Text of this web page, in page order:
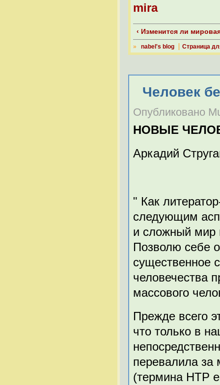
mira
‹ Изменится ли
» nabel's blog Страница
Человек
Опубликовано
НОВЫЕ
Аркадий
" Как
следующим
и сложный мир
Позволю себе
существенное
человечества
массового
Прежде всего
что только в
перевалила
(термина НТР